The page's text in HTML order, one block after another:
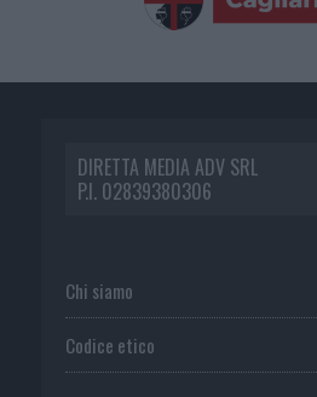
DIRETTA MEDIA ADV SRL
P.I. 02839380306
Chi siamo
Codice etico